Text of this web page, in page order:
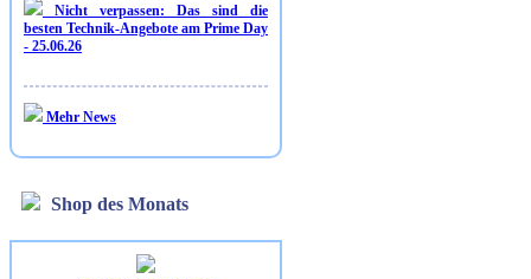
Nicht verpassen: Das sind die
besten Technik-Angebote am Prime Day
- 25.06.26
Mehr News
Shop des Monats